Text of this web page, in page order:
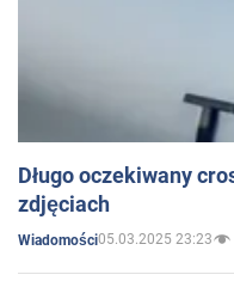
Długo oczekiwany
zdjęciach
Wiadomości05.03.2025 23:23